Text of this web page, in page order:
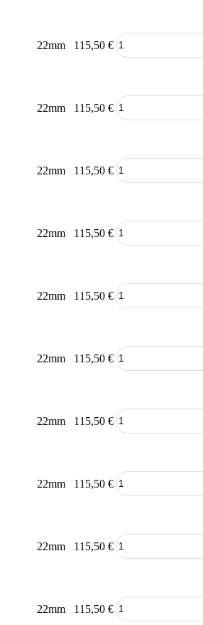
22mm 115,50 €
22mm 115,50 €
22mm 115,50 €
22mm 115,50 €
22mm 115,50 €
22mm 115,50 €
22mm 115,50 €
22mm 115,50 €
22mm 115,50 €
22mm 115,50 €